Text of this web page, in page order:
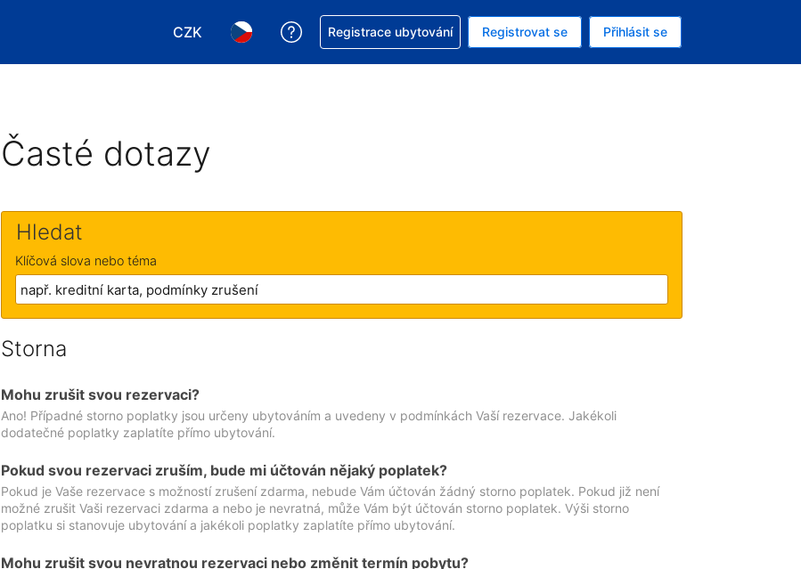
CZK
Vyberte si měnu. Aktuálně zvolená měna: Česká koruna
Vyberte si jazyk. Aktuálně zvolený jazyk: V češtině
Asistence s rezervací
Registrace ubytování Registrovat se Přihlásit se
Časté dotazy
Hledat
Klíčová slova nebo téma
Storna
Mohu zrušit svou rezervaci?
Ano! Případné storno poplatky jsou určeny ubytováním a uvedeny v podmínkách Vaší rezervace. Jakékoli
dodatečné poplatky zaplatíte přímo ubytování.
Pokud svou rezervaci zruším, bude mi účtován nějaký poplatek?
Pokud je Vaše rezervace s možností zrušení zdarma, nebude Vám účtován žádný storno poplatek. Pokud již není
možné zrušit Vaši rezervaci zdarma a nebo je nevratná, může Vám být účtován storno poplatek. Výši storno
poplatku si stanovuje ubytování a jakékoli poplatky zaplatíte přímo ubytování.
Mohu zrušit svou nevratnou rezervaci nebo změnit termín pobytu?